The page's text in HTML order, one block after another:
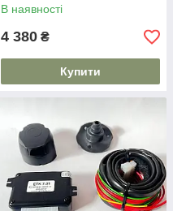
В наявності
4 380 ₴
Купити